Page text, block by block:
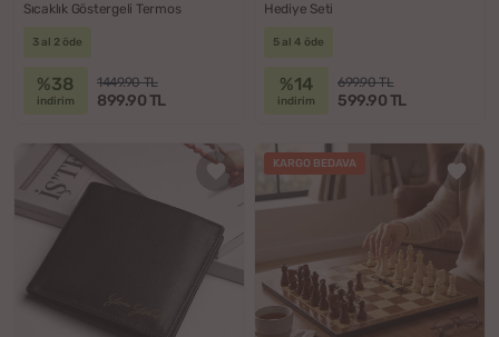
Sıcaklık Göstergeli Termos
3 al 2 öde
%38
indirim
1449.90 TL
899.90 TL
Hediye Seti
5 al 4 öde
%14
indirim
699.90 TL
599.90 TL
KARGO BEDAVA